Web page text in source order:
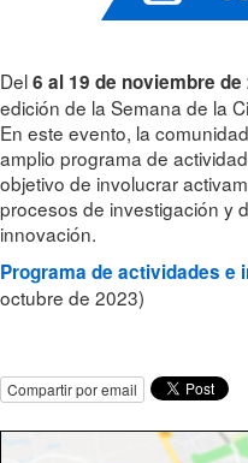
Del6 al 19 de noviembre de
edición de la Semana de la
En este evento, la
amplio programa de
objetivo de involucrar
procesos de investigación y
innovación.
Programa de actividades e
octubre de 2023)
Compartir por email